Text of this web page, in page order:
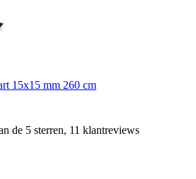
15x15 mm 260 cm
de 5 sterren, 11 klantreviews